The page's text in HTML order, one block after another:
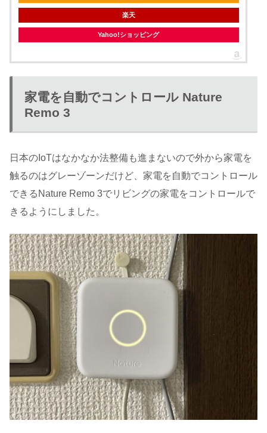
楽天
Yahoo!ショッピング
家電を自動でコントロール Nature
Remo 3
日本のIoTはなかなか法整備も進まないので外から家電を
触るのはグレーゾーンだけど、家電を自動でコントロール
できるNature Remo 3でリビングの家電をコントロールで
きるようにしました。